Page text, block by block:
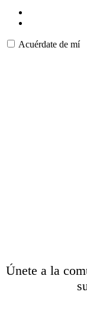
Acuérdate de mí
Únete a la